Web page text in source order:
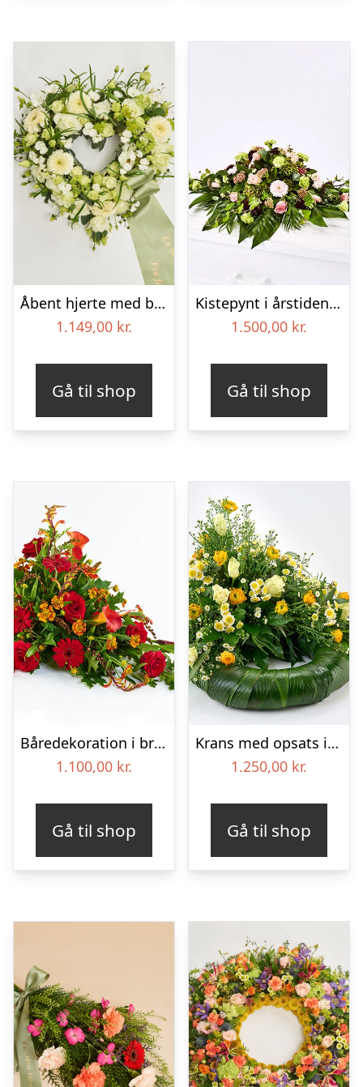
Åbent hjerte med bånd – Floristens kreative valg
1.149,00 kr.
Gå til shop
Kistepynt i årstidens blomster – Blomster til begravelse
1.500,00 kr.
Gå til shop
Båredekoration i brændte farver – Blomster til begravelse
1.100,00 kr.
Gå til shop
Krans med opsats i gule farver – Blomster til begravelse
1.250,00 kr.
Gå til shop